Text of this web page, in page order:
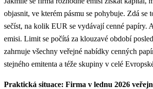
objasnit, ve kterém pásmu se pohybuje. Zdá se
sečíst, na kolik EUR se vydávají cenné papíry.
emisi. Limit se počítá za klouzavé období
zahrnuje všechny veřejné nabídky cenných
stejného emitenta a téže skupiny v celé
Praktická situace: Firma v lednu 2026